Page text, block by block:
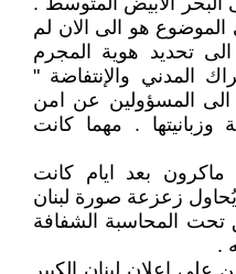
هو الى الان لم
الى تحديد هوية المجرم
المدني والإنتفاضة "
الى المسؤولين عن امن
وزبانيتها . مهما كانت
بعد ايام كانت
زعزعة صورة لبنان
المحاسبة الشفافة
.